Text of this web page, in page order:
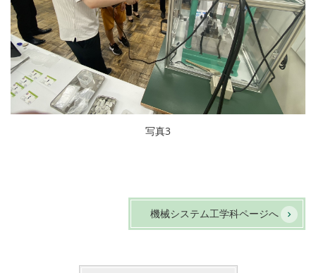
写真3
機械システム工学科ページへ